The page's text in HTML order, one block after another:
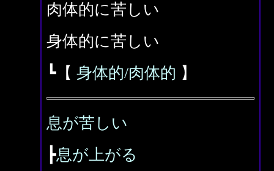
肉体的に苦しい
身体的に苦しい
┗【 身体的/肉体的 】
息が苦しい
┣息が上がる